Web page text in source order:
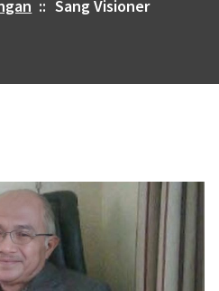
:: Sang Visioner